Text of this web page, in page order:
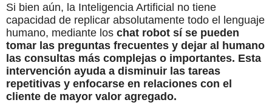
Si bien aún, la Inteligencia Artificial no tiene
capacidad de replicar absolutamente todo el lenguaje
humano, mediante los chat robot sí se pueden
tomar las preguntas frecuentes y dejar al humano
las consultas más complejas o importantes. Esta
intervención ayuda a disminuir las tareas
repetitivas y enfocarse en relaciones con el
cliente de mayor valor agregado.